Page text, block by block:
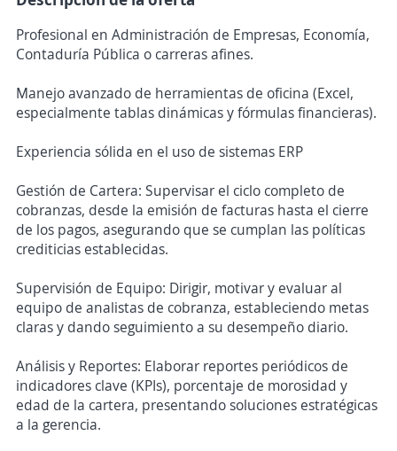
Profesional en Administración de Empresas, Economía,
Contaduría Pública o carreras afines.
Manejo avanzado de herramientas de oficina (Excel,
especialmente tablas dinámicas y fórmulas financieras).
Experiencia sólida en el uso de sistemas ERP
Gestión de Cartera: Supervisar el ciclo completo de
cobranzas, desde la emisión de facturas hasta el cierre
de los pagos, asegurando que se cumplan las políticas
crediticias establecidas.
Supervisión de Equipo: Dirigir, motivar y evaluar al
equipo de analistas de cobranza, estableciendo metas
claras y dando seguimiento a su desempeño diario.
Análisis y Reportes: Elaborar reportes periódicos de
indicadores clave (KPIs), porcentaje de morosidad y
edad de la cartera, presentando soluciones estratégicas
a la gerencia.